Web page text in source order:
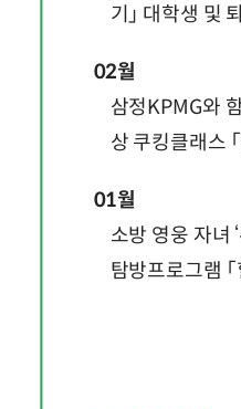
기」 대학생 및
02월
삼정KPMG와
상 쿠킹클래스
01월
소방 영웅 자녀
탐방프로그램